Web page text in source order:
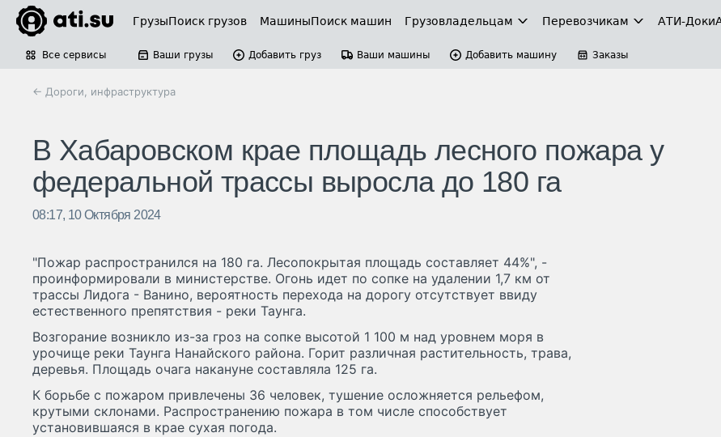
ГрузыПоиск грузов МашиныПоиск машин Грузовладельцам Перевозчикам АТИ-Доки
Все сервисы Ваши грузы Добавить груз Ваши машины Добавить машину Заказы
← Дороги, инфраструктура
В Хабаровском крае площадь лесного пожара у
федеральной трассы выросла до 180 га
08:17, 10 Октября 2024
"Пожар распространился на 180 га. Лесопокрытая площадь составляет 44%", -
проинформировали в министерстве. Огонь идет по сопке на удалении 1,7 км от
трассы Лидога - Ванино, вероятность перехода на дорогу отсутствует ввиду
естественного препятствия - реки Таунга.
Возгорание возникло из-за гроз на сопке высотой 1 100 м над уровнем моря в
урочище реки Таунга Нанайского района. Горит различная растительность, трава,
деревья. Площадь очага накануне составляла 125 га.
К борьбе с пожаром привлечены 36 человек, тушение осложняется рельефом,
крутыми склонами. Распространению пожара в том числе способствует
установившаяся в крае сухая погода.